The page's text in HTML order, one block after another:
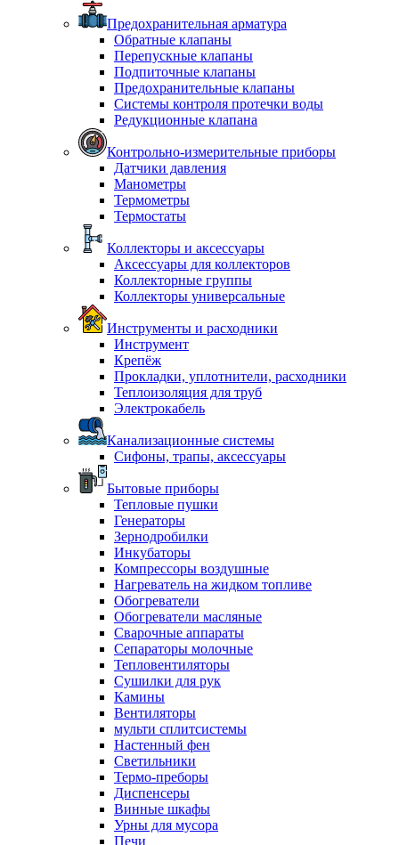
Предохранительная арматура
Обратные клапаны
Перепускные клапаны
Подпиточные клапаны
Предохранительные клапаны
Системы контроля протечки воды
Редукционные клапана
Контрольно-измерительные приборы
Датчики давления
Манометры
Термометры
Термостаты
Коллекторы и аксессуары
Аксессуары для коллекторов
Коллекторные группы
Коллекторы универсальные
Инструменты и расходники
Инструмент
Крепёж
Прокладки, уплотнители, расходники
Теплоизоляция для труб
Электрокабель
Канализационные системы
Сифоны, трапы, аксессуары
Бытовые приборы
Тепловые пушки
Генераторы
Зернодробилки
Инкубаторы
Компрессоры воздушные
Нагреватель на жидком топливе
Обогреватели
Обогреватели масляные
Сварочные аппараты
Сепараторы молочные
Тепловентиляторы
Сушилки для рук
Камины
Вентиляторы
мульти сплитсистемы
Настенный фен
Светильники
Термо-преборы
Диспенсеры
Винные шкафы
Урны для мусора
Печи